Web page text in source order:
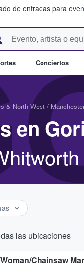
de entradas para
compra y
Conciertos
& North West / Manchester
en
las ubicaciones
Chainsaw